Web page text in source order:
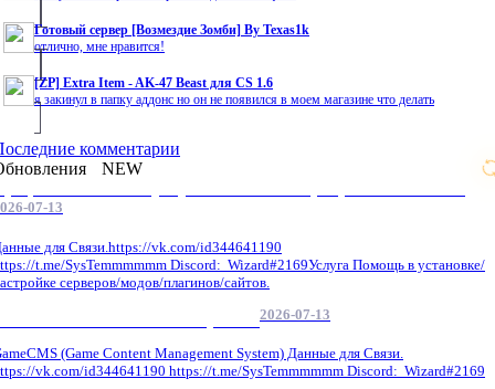
Готовый сервер [Возмездие Зомби] By Texas1k
отлично, мне нравится!
[ZP] Extra Item - AK-47 Beast для CS 1.6
я закинул в папку аддонс но он не появился в моем магазине что делать
комментарии
NEW
07-13
для Связи.https://vk.com/id344641190
t.me/SysTemmmmmm Discord: Wizard#2169Услуга Помощь в установке/
серверов/модов/плагинов/сайтов.
2026-07-13
(Game Content Management System) Данные для Связи.
vk.com/id344641190 https://t.me/SysTemmmmmm Discord: Wizard#2169